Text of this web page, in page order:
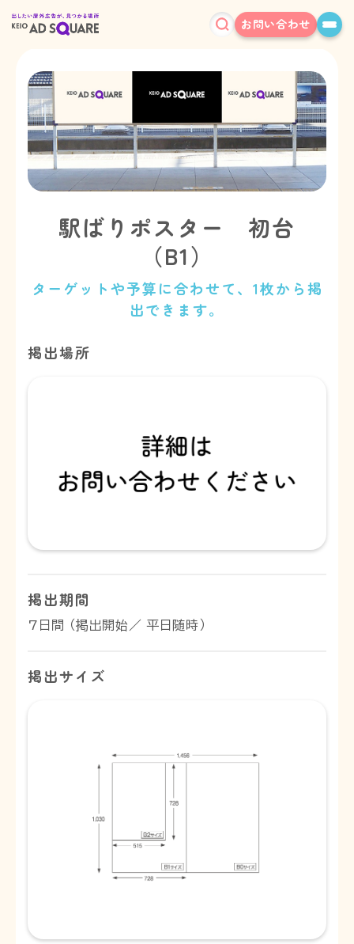
お問い合わせ
駅ばりポスター 初台
（B1）
ターゲットや予算に合わせて、1枚から掲
出できます。
掲出場所
掲出期間
7日間 （掲出開始／ 平日随時）
掲出サイズ